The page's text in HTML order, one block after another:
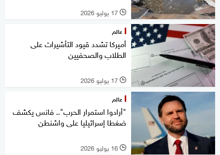
l 17 يوليو 2026
عالم
أميركا تشدد قيود التأشيرات على
الطلاب والصحفيين
l 17 يوليو 2026
عالم
"أرادوا استمرار الحرب".. فانس يكشف
ضغطا إسرائيليا على واشنطن
l 16 يوليو 2026